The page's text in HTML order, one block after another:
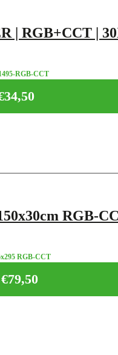
| RGB+CCT |
RGB-CCT
34,50
RGB-
RGB-CCT
€79,50